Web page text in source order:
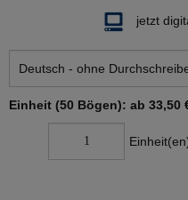
jetzt
Einheit (50 Bögen): ab 33,50